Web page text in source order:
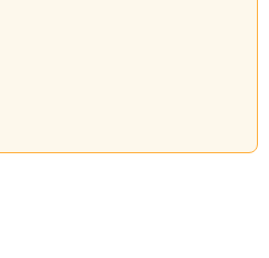
ており、粒の大きさと風味に定評がありま